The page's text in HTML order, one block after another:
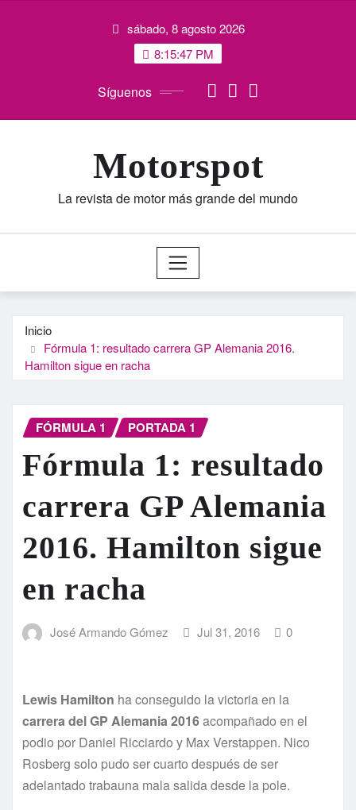
sábado, 8 agosto 2026
8:15:48 PM
Síguenos
Motorspot
La revista de motor más grande del mundo
Inicio
Fórmula 1: resultado carrera GP Alemania 2016.
Hamilton sigue en racha
FÓRMULA 1 PORTADA 1
Fórmula 1: resultado
carrera GP Alemania
2016. Hamilton sigue
en racha
José Armando Gómez Jul 31, 2016 0
Lewis Hamilton ha conseguido la victoria en la
carrera del GP Alemania 2016acompañado en el
podio por Daniel Ricciardo y Max Verstappen. Nico
Rosberg solo pudo ser cuarto después de ser
adelantado trabauna mala salida desde la pole.